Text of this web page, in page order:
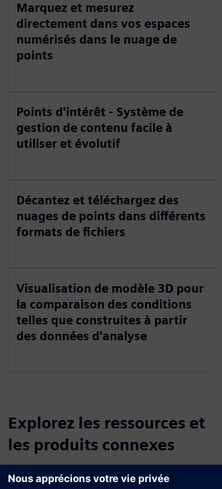
Marquez et mesurez
directement dans vos espaces
numérisés dans le nuage de
points
Points d'intérêt - Système de
gestion de contenu facile à
utiliser et évolutif
Décantez et téléchargez des
nuages de points dans différents
formats de fichiers
Visualisation de modèle 3D pour
la comparaison des conditions
telles que construites à partir
des données d'analyse
Explorez les ressources et
les produits connexes
Renseignements et ressources